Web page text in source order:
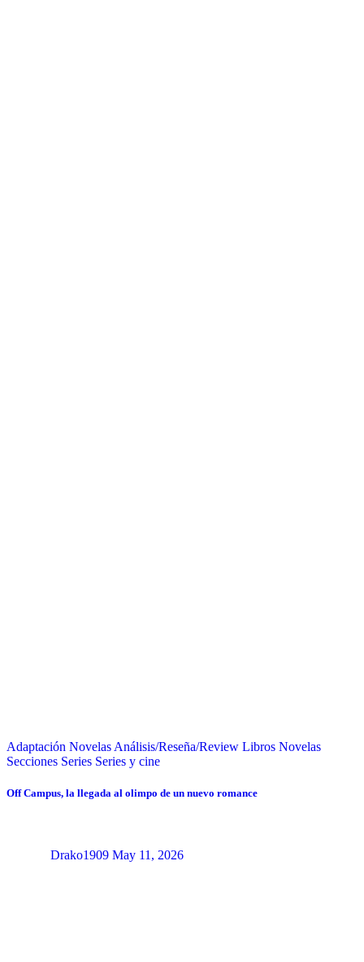
Adaptación Novelas Análisis/Reseña/Review Libros Novelas
Secciones Series Series y cine
Off Campus, la llegada al olimpo de un nuevo romance
Drako1909 May 11, 2026